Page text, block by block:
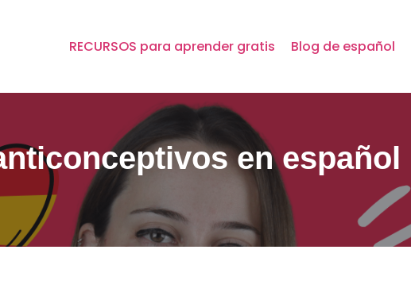
RECURSOS para aprender gratis Blog de español
en español